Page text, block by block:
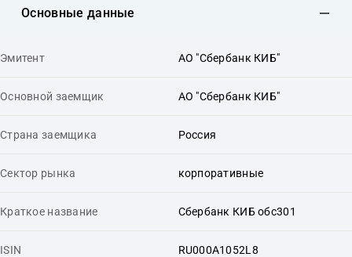
Основные данные
Эмитент АО "Сбербанк КИБ"
Основной заемщик АО "Сбербанк КИБ"
Страна заемщика Россия
Сектор рынка корпоративные
Краткое название Сбербанк КИБ обс301
ISIN RU000A1052L8